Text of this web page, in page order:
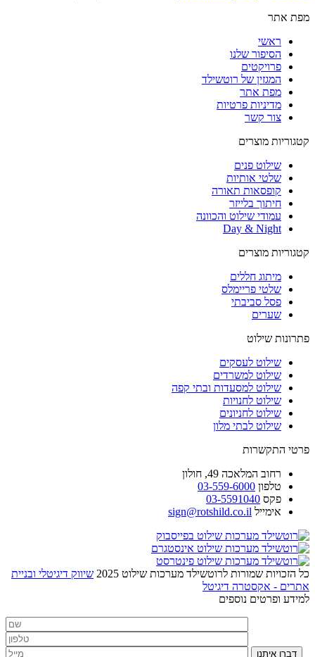
מפת אתר
ראשי
הסיפור שלנו
פרויקטים
המגזין של רוטשילד
מפת אתר
מדיניות פרטיות
צור קשר
קטגוריות מוצרים
שילוט פנים
שלטי אותיות
קופסאות תאורה
חיתוך בלייזר
עמודי שילוט והכוונה
Day & Night
קטגוריות מוצרים
מיתוג חללים
שלטי פריימלס
פסל סביבתי
שערים
פתרונות שילוט
שילוט לעסקים
שילוט למשרדים
שילוט למסעדות ובתי קפה
שילוט לחנויות
שילוט לחניונים
שילוט לבתי מלון
פרטי התקשרות
רחוב המלאכה 49, חולון
טלפון 03-559-6000
פקס 03-5591040
אימייל sign@rotshild.co.il
כל הזכויות שמורות לרוטשילד מערכות שילוט 2025
שיווק דיגיטלי ובניית
אתרים - אקסטרה דיגיטל
למידע ופרטים נוספים
דברו איתנו